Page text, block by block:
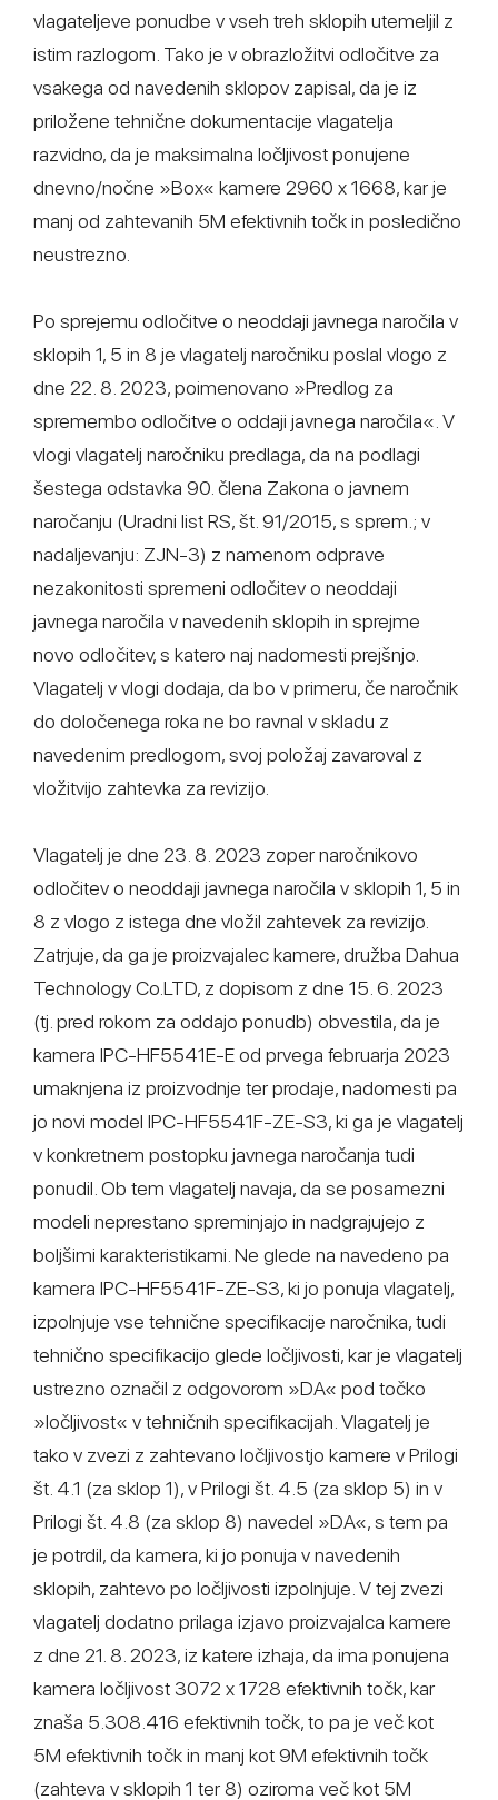
vlagateljeve ponudbe v vseh treh sklopih utemeljil z
istim razlogom. Tako je v obrazložitvi odločitve za
vsakega od navedenih sklopov zapisal, da je iz
priložene tehnične dokumentacije vlagatelja
razvidno, da je maksimalna ločljivost ponujene
dnevno/nočne »Box« kamere 2960 x 1668, kar je
manj od zahtevanih 5M efektivnih točk in posledično
neustrezno.
Po sprejemu odločitve o neoddaji javnega naročila v
sklopih 1, 5 in 8 je vlagatelj naročniku poslal vlogo z
dne 22. 8. 2023, poimenovano »Predlog za
spremembo odločitve o oddaji javnega naročila«. V
vlogi vlagatelj naročniku predlaga, da na podlagi
šestega odstavka 90. člena Zakona o javnem
naročanju (Uradni list RS, št. 91/2015, s sprem.; v
nadaljevanju: ZJN-3) z namenom odprave
nezakonitosti spremeni odločitev o neoddaji
javnega naročila v navedenih sklopih in sprejme
novo odločitev, s katero naj nadomesti prejšnjo.
Vlagatelj v vlogi dodaja, da bo v primeru, če naročnik
do določenega roka ne bo ravnal v skladu z
navedenim predlogom, svoj položaj zavaroval z
vložitvijo zahtevka za revizijo.
Vlagatelj je dne 23. 8. 2023 zoper naročnikovo
odločitev o neoddaji javnega naročila v sklopih 1, 5 in
8 z vlogo z istega dne vložil zahtevek za revizijo.
Zatrjuje, da ga je proizvajalec kamere, družba Dahua
Technology Co.LTD, z dopisom z dne 15. 6. 2023
(tj. pred rokom za oddajo ponudb) obvestila, da je
kamera IPC-HF5541E-E od prvega februarja 2023
umaknjena iz proizvodnje ter prodaje, nadomesti pa
jo novi model IPC-HF5541F-ZE-S3, ki ga je vlagatelj
v konkretnem postopku javnega naročanja tudi
ponudil. Ob tem vlagatelj navaja, da se posamezni
modeli neprestano spreminjajo in nadgrajujejo z
boljšimi karakteristikami. Ne glede na navedeno pa
kamera IPC-HF5541F-ZE-S3, ki jo ponuja vlagatelj,
izpolnjuje vse tehnične specifikacije naročnika, tudi
tehnično specifikacijo glede ločljivosti, kar je vlagatelj
ustrezno označil z odgovorom »DA« pod točko
»ločljivost« v tehničnih specifikacijah. Vlagatelj je
tako v zvezi z zahtevano ločljivostjo kamere v Prilogi
št. 4.1 (za sklop 1), v Prilogi št. 4.5 (za sklop 5) in v
Prilogi št. 4.8 (za sklop 8) navedel »DA«, s tem pa
je potrdil, da kamera, ki jo ponuja v navedenih
sklopih, zahtevo po ločljivosti izpolnjuje. V tej zvezi
vlagatelj dodatno prilaga izjavo proizvajalca kamere
z dne 21. 8. 2023, iz katere izhaja, da ima ponujena
kamera ločljivost 3072 x 1728 efektivnih točk, kar
znaša 5.308.416 efektivnih točk, to pa je več kot
5M efektivnih točk in manj kot 9M efektivnih točk
(zahteva v sklopih 1 ter 8) oziroma več kot 5M